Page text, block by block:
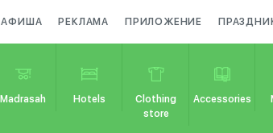
АФИША РЕКЛАМА ПРИЛОЖЕНИЕ
Madrasah Hotels
Clothing
store
Accessories